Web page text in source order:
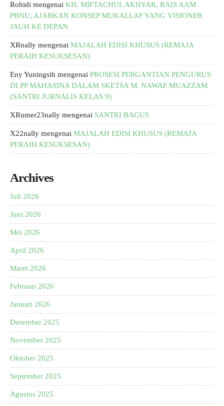
Rohidi mengenai KH. MIFTACHUL AKHYAR, RAIS AAM
PBNU, AJARKAN KONSEP MUKALLAF YANG VISIONER
JAUH KE DEPAN
XRnally mengenai MAJALAH EDISI KHUSUS (REMAJA
PERAIH KESUKSESAN)
Eny Yuningsih mengenai PROSESI PERGANTIAN PENGURUS
DI PP MAHASINA DALAM SKETSA M. NAWAF MUAZZAM
(SANTRI JURNALIS KELAS 9)
XRumer23nally mengenai SANTRI BAGUS
X22nally mengenai MAJALAH EDISI KHUSUS (REMAJA
PERAIH KESUKSESAN)
Archives
Juli 2026
Juni 2026
Mei 2026
April 2026
Maret 2026
Februari 2026
Januari 2026
Desember 2025
November 2025
Oktober 2025
September 2025
Agustus 2025